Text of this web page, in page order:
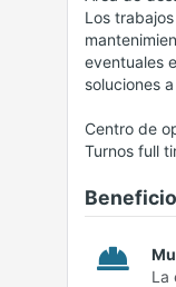
Los
eventuales
soluciones
Centro de
Turnos full
La